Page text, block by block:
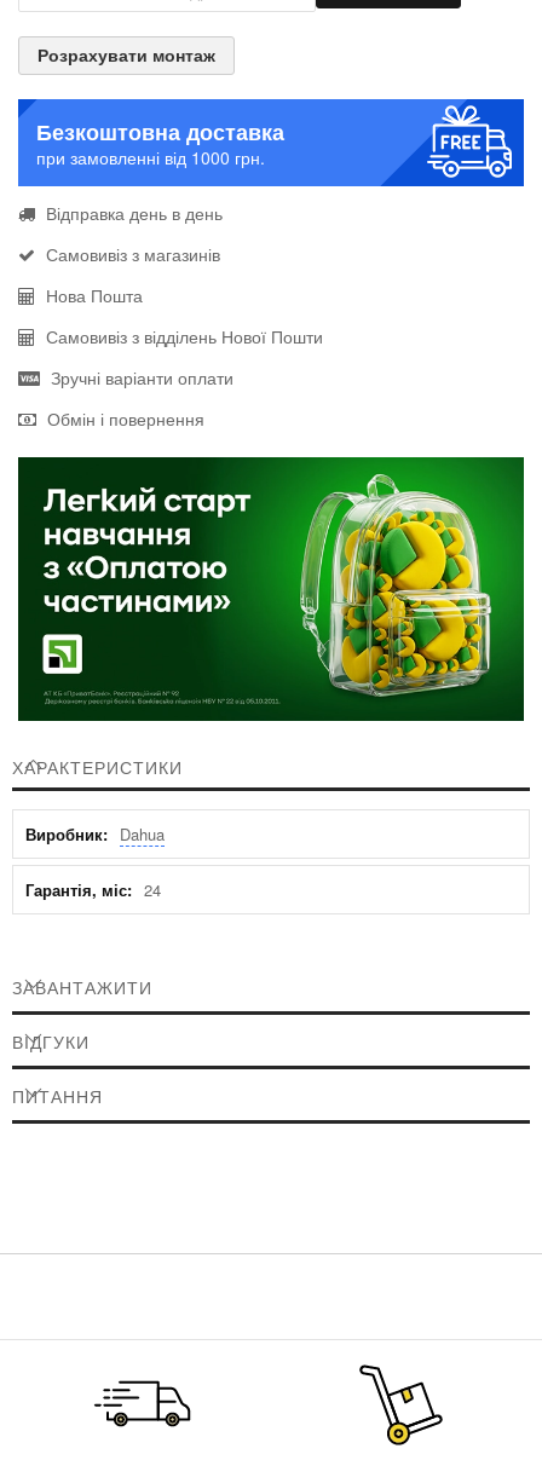
Розрахувати монтаж
Безкоштовна доставка
при замовленні від 1000 грн.
Відправка день в день
Самовивіз з магазинів
Нова Пошта
Самовивіз з відділень Нової Пошти
Зручні варіанти оплати
Обмін і повернення
ХАРАКТЕРИСТИКИ
Dahua
24
ЗАВАНТАЖИТИ
ВІДГУКИ
ПИТАННЯ